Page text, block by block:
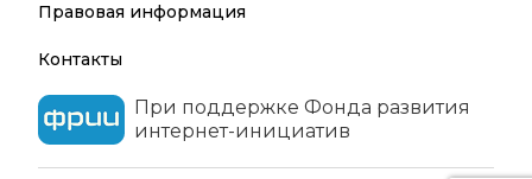
При поддержке Фонда развития
интернет-инициатив
Правовая информация
Контакты